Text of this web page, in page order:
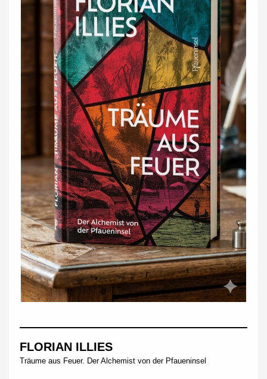
FLORIAN ILLIES
Träume aus Feuer. Der Alchemist von der Pfaueninsel